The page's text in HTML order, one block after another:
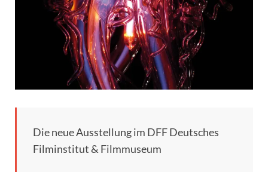
Die neue Ausstellung im DFF Deutsches
Filminstitut & Filmmuseum